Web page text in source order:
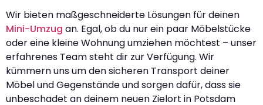
Wir bieten maßgeschneiderte Lösungen für deinen
Mini-Umzug an. Egal, ob du nur ein paar Möbelstücke
oder eine kleine Wohnung umziehen möchtest – unser
erfahrenes Team steht dir zur Verfügung. Wir
kümmern uns um den sicheren Transport deiner
Möbel und Gegenstände und sorgen dafür, dass sie
unbeschadet an deinem neuen Zielort in Potsdam